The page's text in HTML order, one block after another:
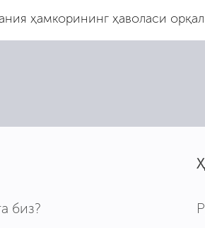
ҳамкорининг ҳаволаси
биз?